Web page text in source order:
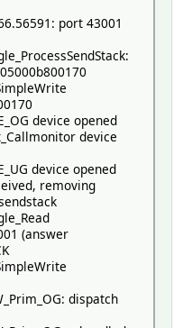
port 43001
device opened
device
device opened
removing
(answer
dispatch